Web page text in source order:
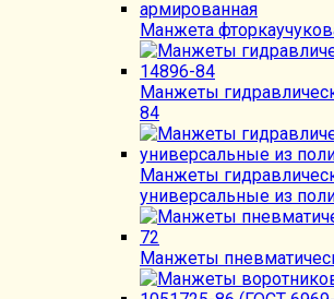
Манжета
Манжеты
84
Манжеты
универсальные из
Манжеты